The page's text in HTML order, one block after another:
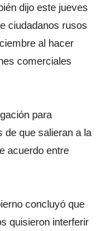
dijo este jueves
ciudadanos rusos
al hacer
comerciales
para
de que salieran a la
acuerdo entre
concluyó que
quisieron interferir